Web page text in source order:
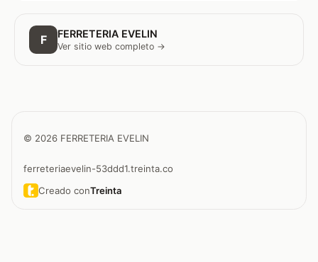
F FERRETERIA EVELIN
Ver sitio web completo →
© 2026 FERRETERIA EVELIN
ferreteriaevelin-53ddd1.treinta.co
Creado conTreinta